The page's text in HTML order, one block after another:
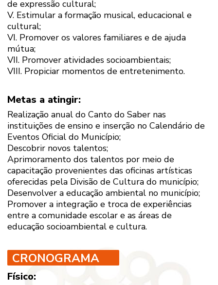
de expressão cultural;
V. Estimular a formação musical, educacional e
cultural;
VI. Promover os valores familiares e de ajuda
mútua;
VII. Promover atividades socioambientais;
VIII. Propiciar momentos de entretenimento.
Metas a atingir:
Realização anual do Canto do Saber nas
instituições de ensino e inserção no Calendário de
Eventos Oficial do Município;
Descobrir novos talentos;
Aprimoramento dos talentos por meio de
capacitação provenientes das oficinas artísticas
oferecidas pela Divisão de Cultura do município;
Desenvolver a educação ambiental no município;
Promover a integração e troca de experiências
entre a comunidade escolar e as áreas de
educação socioambiental e cultura.
CRONOGRAMA
Físico: